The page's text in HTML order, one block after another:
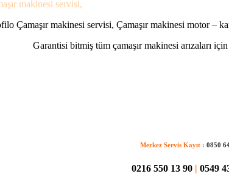
makinesi servisi,
Çamaşır makinesi servisi, Çamaşır makinesi motor –
Garantisi bitmiş tüm çamaşır makinesi arızaları
Merkez Servis Kayıt : 0850
0216 550 13 90 0549